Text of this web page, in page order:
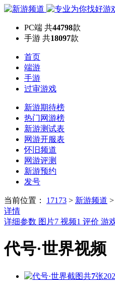
PC端 共44798款
手游 共18097款
首页
端游
手游
过审游戏
新游期待榜
热门网游榜
新游测试表
网游开服表
怀旧频道
网游评测
新游预约
发号
当前位置： 17173 > 新游频道 >
详情
详细参数 图片7 视频1 评价 游
代号·世界视频
共7张